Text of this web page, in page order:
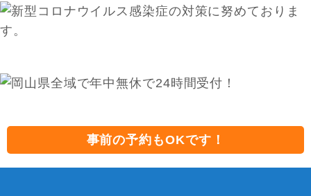
事前の予約もOKです！